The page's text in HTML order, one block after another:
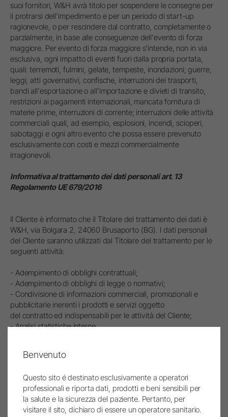
suoi fornitori, W&H avrà titolo per sospendere le consegne per
il protrarsi dell'impedimento e per un periodo di start-up
ragionevole, o per rescindere dal contratto, completamente o
parzialmente, in base alle conseguenze dell'evento di forza
maggiore. Per evento di forza maggiore s'intende, non in via
esclusiva, ogni impatto di eventi fuori dalla propria portata,
quali: terremoti, fulmini, gelate, tempeste, inondazioni; guerre,
leggi, atti governativi, confische, interruzioni dei trasporti,
bandi all'esportazione o all'importazione e divieti di transito,
restrizioni ai pagamenti internazionali, mancata fornitura di
materie prime, interruzioni di corrente; interruzioni delle attività
commerciali quali, ad esempio, esplosioni, incendi, scioperi,
sabotaggi e ogni altro evento che possa essere prevenuto
esclusivamente con costi e mezzi commercialmente
irragionevoli.
Informativa al trattamento dei dati personali art. 13
Regolamento UE 679/2016
Il Cliente è informato che il Titolare del trattamento dei dati è
W&H, via Bolgara 2, 24060 Brusaporto (BG). I dati personali
del Cliente saranno utilizzati dal Titolare del trattamento per le
seguenti attività:
- Adempimento di obblighi contrattuali;
- Adempimento di obblighi di legge o normativi;
- Condivisione di informazioni commerciali, promozionali e
pubblicitarie inerenti i prodotti e servizi oggetto
del contratto ed indispensabili per le attività del Cliente;
- Analisi statistiche interne.
di cui all’art. 6, comma 1, lettere b) e c) del Regolamento UE
Il conferimento dei dati personali del Cliente è obbligatorio per
la realizzazione delle suddette finalità ed il mancato
conferimento degli stessi potrebbe rendere impossibile
Benvenuto
Questo sito é destinato esclusivamente a operatori
professionali e riporta dati, prodotti e beni sensibili per
la salute e la sicurezza del paziente. Pertanto, per
visitare il sito, dichiaro di essere un operatore sanitario.